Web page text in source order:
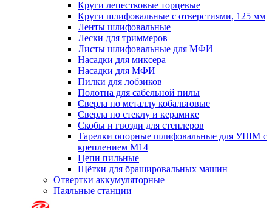
Круги лепестковые торцевые
Круги шлифовальные с отверстиями, 125 мм
Ленты шлифовальные
Лески для триммеров
Листы шлифовальные для МФИ
Насадки для миксера
Насадки для МФИ
Пилки для лобзиков
Полотна для сабельной пилы
Сверла по металлу кобальтовые
Сверла по стеклу и керамике
Скобы и гвозди для степлеров
Тарелки опорные шлифовальные для УШМ с
креплением М14
Цепи пильные
Щётки для брашировальных машин
Отвертки аккумуляторные
Паяльные станции